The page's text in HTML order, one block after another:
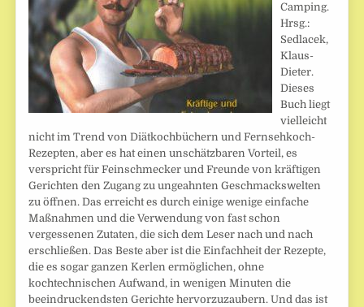
Camping.
Hrsg.:
Sedlacek,
Klaus-
Dieter.
Dieses
Buch liegt
vielleicht
nicht im Trend von Diätkochbüchern und Fernsehkoch-
Rezepten, aber es hat einen unschätzbaren Vorteil, es
verspricht für Feinschmecker und Freunde von kräftigen
Gerichten den Zugang zu ungeahnten Geschmackswelten
zu öffnen. Das erreicht es durch einige wenige einfache
Maßnahmen und die Verwendung von fast schon
vergessenen Zutaten, die sich dem Leser nach und nach
erschließen. Das Beste aber ist die Einfachheit der Rezepte,
die es sogar ganzen Kerlen ermöglichen, ohne
kochtechnischen Aufwand, in wenigen Minuten die
beeindruckendsten Gerichte hervorzuzaubern. Und das ist